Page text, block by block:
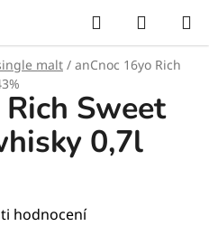
Hledat
KOŠÍK
malt / anCnoc 16yo Rich
Sweet
0,7l
hodnocení